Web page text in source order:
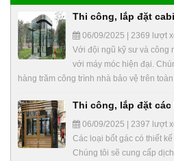
Thi công, lắp đặt
06/09/2025 | 2369 lượt
Với đội ngũ kỹ sư và công
với máy móc hiện đại.
hàng trăm công trình nhà bảo vệ trên
Thi công, lắp đặt
06/09/2025 | 2397 lượt
Các loại bốt gác có thiết
Chúng tôi sẽ cung cấp